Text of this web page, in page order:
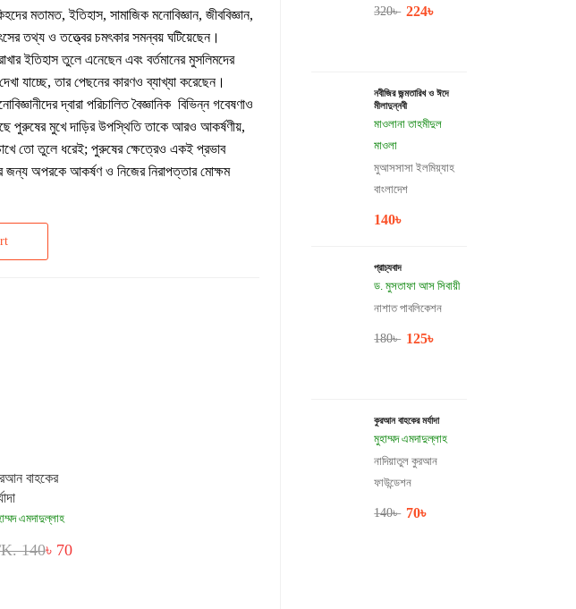
320৳ 224৳
নবীজির জন্মতারিখ ও ঈদে
মীলাদুন্নবী
মাওলানা তাহমীদুল
মাওলা
মুআসসাসা ইলমিয়্যাহ
বাংলাদেশ
140৳
প্রাচ্যবাদ
ড. মুসতাফা আস সিবায়ী
নাশাত পাবলিকেশন
180৳ 125৳
কুরআন বাহকের মর্যাদা
মুহাম্মদ এমদাদুল্লাহ
নাদিয়াতুল কুরআন
ফাউন্ডেশন
140৳ 70৳
মতামত, ইতিহাস, সামাজিক মনোবিজ্ঞান, জীববিজ্ঞান,
তথ্য ও তত্ত্বের চমৎকার সমন্বয় ঘটিয়েছেন।
ইতিহাস তুলে এনেছেন এবং বর্তমানের মুসলিমদের
যাচ্ছে, তার পেছনের কারণও ব্যাখ্যা করেছেন।
দ্বারা পরিচালিত বৈজ্ঞানিক বিভিন্ন গবেষণাও
পুরুষের মুখে দাড়ির উপস্থিতি তাকে আরও আকর্ষণীয়,
তো তুলে ধরেই; পুরুষের ক্ষেত্রেও একই প্রভাব
অপরকে আকর্ষণ ও নিজের নিরাপত্তার মোক্ষম
বাহকের
এমদাদুল্লাহ
140৳ 70